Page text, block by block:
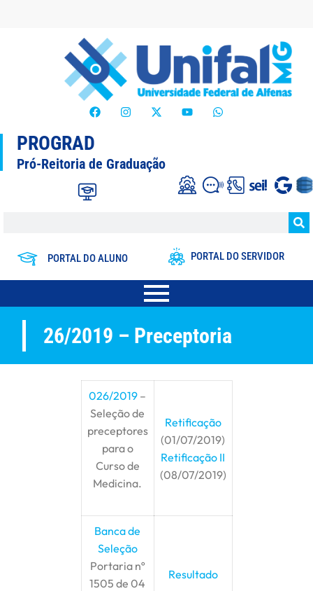
PROGRAD
Pró-Reitoria de Graduação
PORTAL DO ALUNO PORTAL DO SERVIDOR
26/2019 – Preceptoria
026/2019 –
Seleção de
preceptores
para o
Curso de
Medicina.
Retificação
(01/07/2019)
Retificação II
(08/07/2019)
Banca de
Seleção
Portaria nº
1505 de 04
Resultado